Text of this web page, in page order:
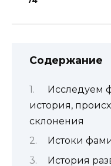
Содержание
Исследуем
история,
склонения
Истоки
История